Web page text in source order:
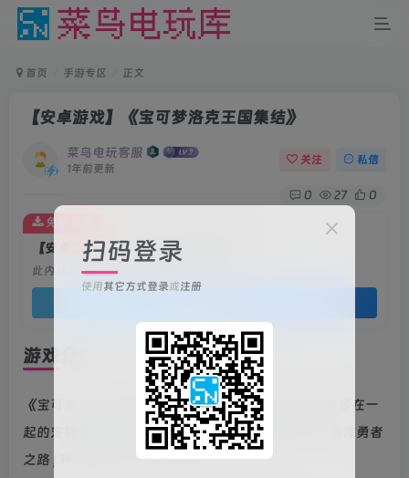
首页 手游专区 正文
【安卓游戏】《宝可梦洛克王国集结》
菜鸟电玩客服
1年前更新
关注 私信
0 27 0
【安卓游戏】《宝可梦洛克王国集结》
此内容为免费资源，请登录后查看
免费资源
游戏介绍
《宝可梦洛克王国集结》是一款宝可梦和洛克王国集合在一
起的宠物养成类游戏，00+王国精灵 | 精灵超进化 | 洛克勇者
之路 | 种族值优化 | 联动改版
扫码登录
使用其它方式登录或注册